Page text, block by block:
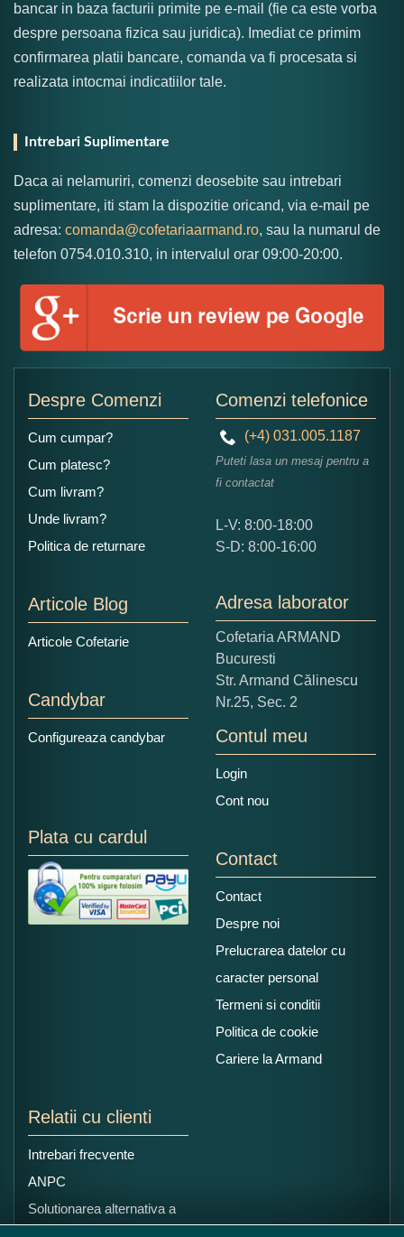
bancar in baza facturii primite pe e-mail (fie ca este vorba
despre persoana fizica sau juridica). Imediat ce primim
confirmarea platii bancare, comanda va fi procesata si
realizata intocmai indicatiilor tale.
Intrebari Suplimentare
Daca ai nelamuriri, comenzi deosebite sau intrebari
suplimentare, iti stam la dispozitie oricand, via e-mail pe
adresa: comanda@cofetariaarmand.ro, sau la numarul de
telefon 0754.010.310, in intervalul orar 09:00-20:00.
Despre Comenzi
Cum cumpar?
Cum platesc?
Cum livram?
Unde livram?
Politica de returnare
Articole Blog
Articole Cofetarie
Candybar
Configureaza candybar
Comenzi telefonice
(+4) 031.005.1187
Puteti lasa un mesaj pentru a
fi contactat
L-V: 8:00-18:00
S-D: 8:00-16:00
Adresa laborator
Cofetaria ARMAND
Bucuresti
Str. Armand Călinescu
Nr.25, Sec. 2
Contul meu
Login
Cont nou
Plata cu cardul
Contact
Contact
Despre noi
Prelucrarea datelor cu
caracter personal
Termeni si conditii
Politica de cookie
Cariere la Armand
Relatii cu clienti
Intrebari frecvente
ANPC
Solutionarea alternativa a